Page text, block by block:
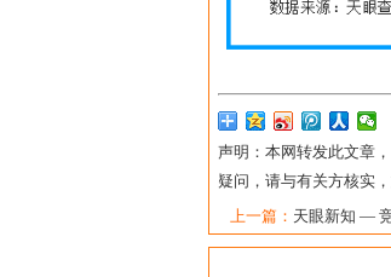
声明：本网转发此文章
疑问，请与有关方核实
上一篇： 天眼新知 —